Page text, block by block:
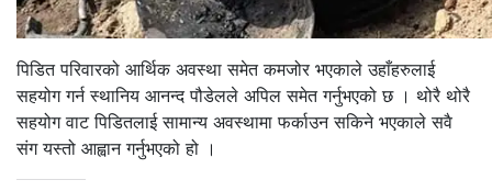
पिडित परिवारको आर्थिक अवस्था समेत कमजोर भएकाले उहाँहरुलाई
सहयोग गर्न स्थानिय आनन्द पौडेलले अपिल समेत गर्नुभएको छ । थोरै थोरै
सहयोग वाट पिडितलाई सामान्य अवस्थामा फर्काउन सकिने भएकाले सवै
संग यस्तो आह्वान गर्नुभएको हो ।